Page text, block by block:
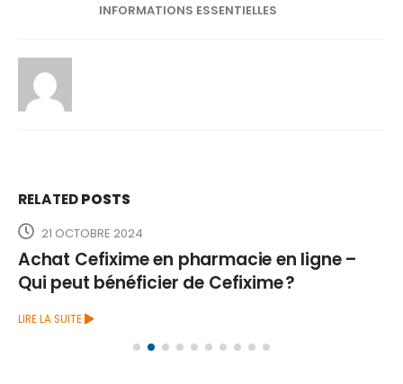
INFORMATIONS ESSENTIELLES
RELATEDPOSTS
21 OCTOBRE 2024
Achat Cefixime en pharmacie en ligne –
Qui peut bénéficier de Cefixime ?
LIRE LA SUITE